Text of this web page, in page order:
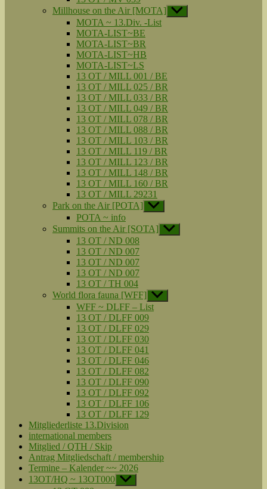
Millhouse on the Air [MOTA] Untermenü
anzeigen
MOTA ~ 13.Div. -List
MOTA-LIST~BE
MOTA-LIST~BR
MOTA-LIST~HB
MOTA-LIST~LS
13 OT / MILL 001 / BE
13 OT / MILL 025 / BR
13 OT / MILL 033 / BR
13 OT / MILL 049 / BR
13 OT / MILL 078 / BR
13 OT / MILL 088 / BR
13 OT / MILL 103 / BR
13 OT / MILL 119 / BR
13 OT / MILL 123 / BR
13 OT / MILL 148 / BR
13 OT / MILL 160 / BR
13 OT / MILL 29231
Park on the Air [POTA] Untermenü
anzeigen
POTA ~ info
Summits on the Air [SOTA] Untermenü
anzeigen
13 OT / ND 008
13 OT / ND 007
13 OT / ND 007
13 OT / ND 007
13 OT / TH 004
World flora fauna [WFF] Untermenü
anzeigen
WFF ~ DLFF – List
13 OT / DLFF 009
13 OT / DLFF 029
13 OT / DLFF 030
13 OT / DLFF 041
13 OT / DLFF 046
13 OT / DLFF 082
13 OT / DLFF 090
13 OT / DLFF 092
13 OT / DLFF 106
13 OT / DLFF 129
Mitgliederliste 13.Division
international members
Mitglied / QTH / Skip
Antrag Mitgliedschaft / membership
Termine – Kalender ~~ 2026
13OT/HQ ~ 13OT000 Untermenü